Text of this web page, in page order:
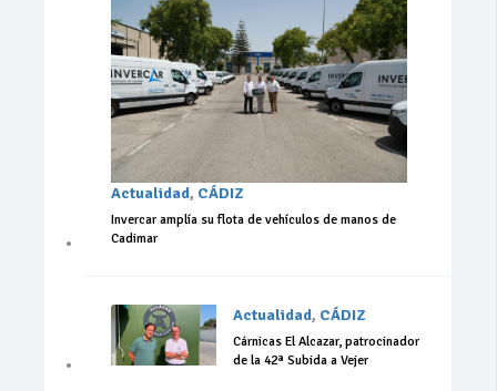
Actualidad, CÁDIZ
Invercar amplía su flota de vehículos de manos de
Cadimar
Actualidad, CÁDIZ
Cárnicas El Alcazar, patrocinador
de la 42ª Subida a Vejer